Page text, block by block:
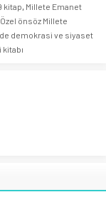
kitap Millete Emanet
önsöz Millete
demokrasi ve siyaset
kitabı